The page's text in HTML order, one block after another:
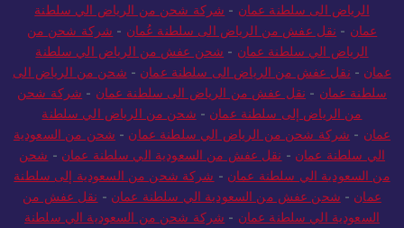
الرياض الى سلطنة عمان - شركة شحن من الرياض الي سلطنة
عمان - نقل عفش من الرياض الى سلطنة عُمان - شركة شحن من
الرياض الي سلطنة عمان - شحن عفش من الرياض الي سلطنة
عمان - نقل عفش من الرياض الى سلطنة عمان - شحن من الرياض الى
سلطنة عمان - نقل عفش من الرياض الى سلطنة عمان - شركة شحن
من الرياض إلى سلطنة عمان - شحن من الرياض الي سلطنة
عمان - شركة شحن من الرياض الي سلطنة عمان - شحن من السعودية
الي سلطنة عمان - نقل عفش من السعودية الي سلطنة عمان - شحن
من السعودية الي سلطنة عمان - شركة شحن من السعودية إلى سلطنة
عمان - شحن عفش من السعودية الي سلطنة عمان - نقل عفش من
السعودية الي سلطنة عمان - شركة شحن من السعودية الي سلطنة